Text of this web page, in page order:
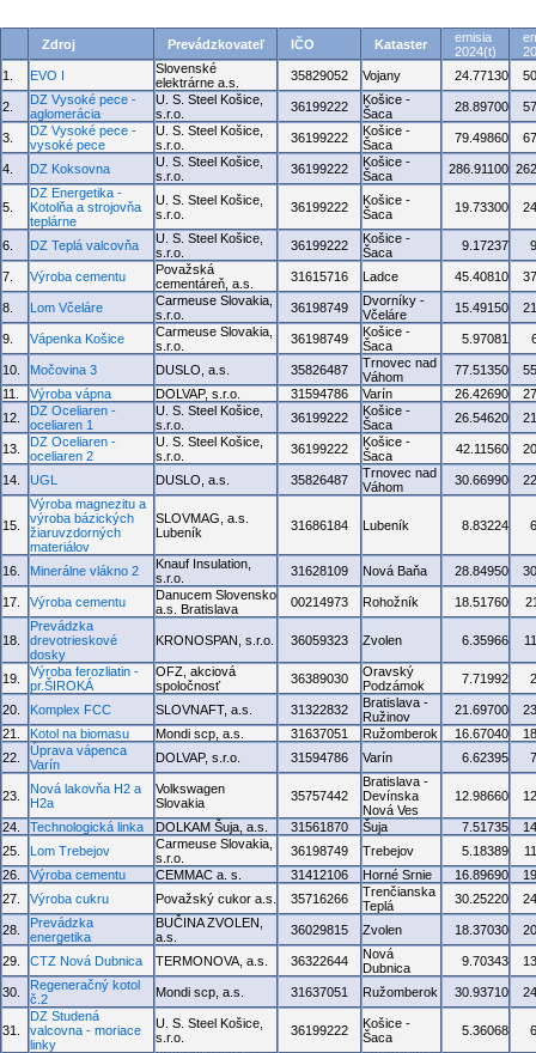
Zdroj Prevádzkovateľ IČO Kataster
emisia
2024(t)
1.
EVO I
Slovenské
elektrárne a.s.
35829052 Vojany 24.77130
2.
DZ Vysoké pece -
aglomerácia
U. S. Steel Košice,
s.r.o.
36199222
Košice -
Šaca
28.89700
3.
DZ Vysoké pece -
vysoké pece
U. S. Steel Košice,
s.r.o.
36199222
Košice -
Šaca
79.49860
4. DZ Koksovna
U. S. Steel Košice,
s.r.o.
36199222
Košice -
Šaca
286.91100
5.
DZ Energetika -
Kotolňa a strojovňa
teplárne
U. S. Steel Košice,
s.r.o.
36199222
Košice -
Šaca
19.73300
6. DZ Teplá valcovňa
U. S. Steel Košice,
s.r.o.
36199222
Košice -
Šaca
9.17237
7. Výroba cementu
Považská
cementáreň, a.s.
31615716 Ladce 45.40810
8. Lom Včeláre
Carmeuse Slovakia,
s.r.o.
36198749
Dvorníky -
Včeláre
15.49150
9. Vápenka Košice
Carmeuse Slovakia,
s.r.o.
36198749
Košice -
Šaca
5.97081
10. Močovina 3 DUSLO, a.s. 35826487
Trnovec nad
Váhom
77.51350
11.
Výroba vápna DOLVAP, s.r.o. 31594786 Varín 26.42690
12.
DZ Oceliaren -
oceliaren 1
U. S. Steel Košice,
s.r.o.
36199222
Košice -
Šaca
26.54620
13.
DZ Oceliaren -
oceliaren 2
U. S. Steel Košice,
s.r.o.
36199222
Košice -
Šaca
42.11560
14. UGL DUSLO, a.s. 35826487
Trnovec nad
Váhom
30.66990
15.
Výroba magnezitu a
výroba bázických
žiaruvzdorných
materiálov
SLOVMAG, a.s.
Lubeník
31686184 Lubeník 8.83224
16. Minerálne vlákno 2
Knauf Insulation,
s.r.o.
31628109 Nová Baňa 28.84950
17. Výroba cementu
Danucem Slovensko
a.s. Bratislava
00214973 Rohožník 18.51760
18.
Prevádzka
drevotrieskové
dosky
KRONOSPAN, s.r.o. 36059323 Zvolen 6.35966
19.
Výroba ferozliatin -
pr.ŠIROKÁ
OFZ, akciová
spoločnosť
36389030
Oravský
Podzámok
7.71992
20. Komplex FCC SLOVNAFT, a.s. 31322832
Bratislava -
Ružinov
21.69700
21.
Kotol na biomasu Mondi scp, a.s. 31637051 Ružomberok 16.67040
22.
Úprava vápenca
Varín
DOLVAP, s.r.o. 31594786 Varín 6.62395
23.
Nová lakovňa H2 a
H2a
Volkswagen
Slovakia
35757442
Bratislava -
Devínska
Nová Ves
12.98660
24. Technologická linka DOLKAM Šuja, a.s. 31561870 Šuja 7.51735
25.
Lom Trebejov
Carmeuse Slovakia,
s.r.o.
36198749 Trebejov 5.18389
26.
Výroba cementu CEMMAC a. s. 31412106 Horné Srnie 16.89690
27.
Výroba cukru Považský cukor a.s. 35716266
Trenčianska
Teplá
30.25220
28.
Prevádzka
energetika
BUČINA ZVOLEN,
a.s.
36029815 Zvolen 18.37030
29. CTZ Nová Dubnica TERMONOVA, a.s. 36322644
Nová
Dubnica
9.70343
30.
Regeneračný kotol
č.2
Mondi scp, a.s. 31637051 Ružomberok 30.93710
31.
DZ Studená
valcovna - moriace
linky
U. S. Steel Košice,
s.r.o.
36199222
Košice -
Šaca
5.36068